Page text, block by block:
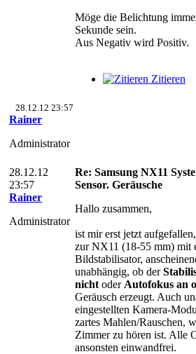
Möge die Belichtung
Sekunde sein.
Aus Negativ wird Positiv.
Zitieren
28.12.12 23:57
Rainer
Administrator
28.12.12
23:57
Rainer
Administrator
Re: Samsung NX11
Sensor. Geräusche
Hallo zusammen,
ist mir erst jetzt
zur NX11 (18-55 mm) mit
Bildstabilisator,
unabhängig, ob der
nicht oder Autofokus an
Geräusch erzeugt. Auch
eingestellten Kamera-
zartes Mahlen/Rauschen,
Zimmer zu hören ist. Alle
ansonsten einwandfrei.